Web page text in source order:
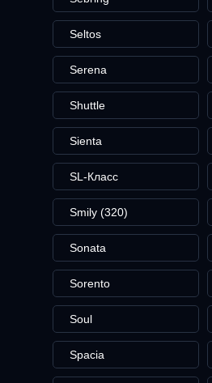
Seltos
Serena
Shuttle
Sienta
SL-Класс
Smily (320)
Sonata
Sorento
Soul
Spacia